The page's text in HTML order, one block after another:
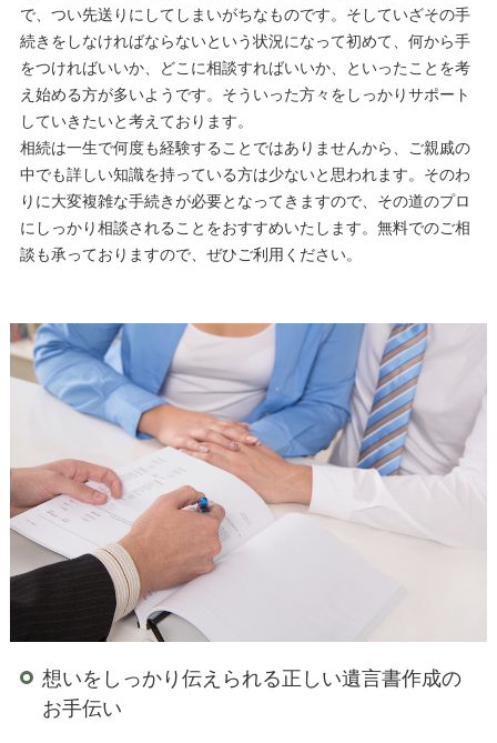
で、つい先送りにしてしまいがちなものです。そしていざその手
続きをしなければならないという状況になって初めて、何から手
をつければいいか、どこに相談すればいいか、といったことを考
え始める方が多いようです。そういった方々をしっかりサポート
していきたいと考えております。
相続は一生で何度も経験することではありませんから、ご親戚の
中でも詳しい知識を持っている方は少ないと思われます。そのわ
りに大変複雑な手続きが必要となってきますので、その道のプロ
にしっかり相談されることをおすすめいたします。無料でのご相
談も承っておりますので、ぜひご利用ください。
想いをしっかり伝えられる正しい遺言書作成の
お手伝い